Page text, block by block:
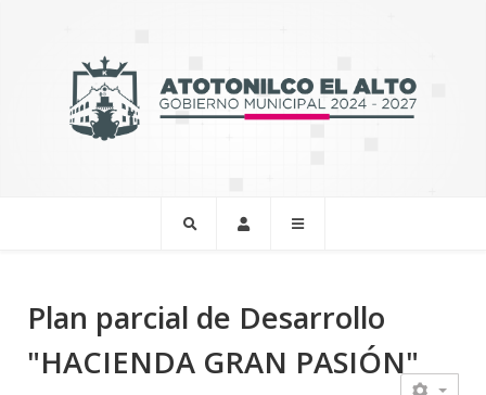
Plan parcial de Desarrollo
"HACIENDA GRAN PASIÓN"